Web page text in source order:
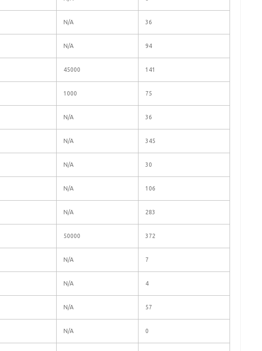
N/A 36
N/A 94
45000 141
1000 75
N/A 36
N/A 345
N/A 30
N/A 106
N/A 283
50000 372
N/A 7
N/A 4
N/A 57
N/A 0